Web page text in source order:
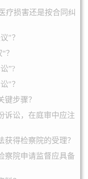
疗损害还是按合同纠
"？
？
”?
"？
键步骤？
诉讼，在庭审中应注
获得检察院的受理？
察院申请监督应具备